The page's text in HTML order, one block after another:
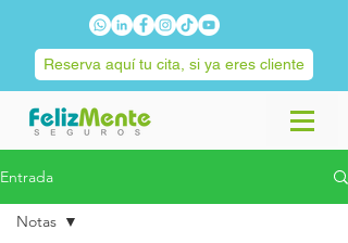
Reserva aquí tu cita, si ya eres cliente
Entrada
Notas